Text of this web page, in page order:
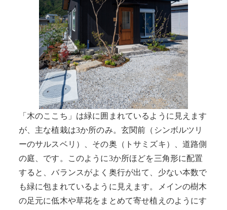
「木のここち」は緑に囲まれているように見えます
が、主な植栽は3か所のみ。玄関前（シンボルツリ
ーのサルスベリ）、その奥（トサミズキ）、道路側
の庭、です。このように3か所ほどを三角形に配置
すると、バランスがよく奥行が出て、少ない本数で
も緑に包まれているように見えます。メインの樹木
の足元に低木や草花をまとめて寄せ植えのようにす